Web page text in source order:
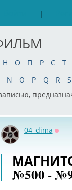
|
Н О П Р С
Т
N O P Q R
S
04_dima
№500 -